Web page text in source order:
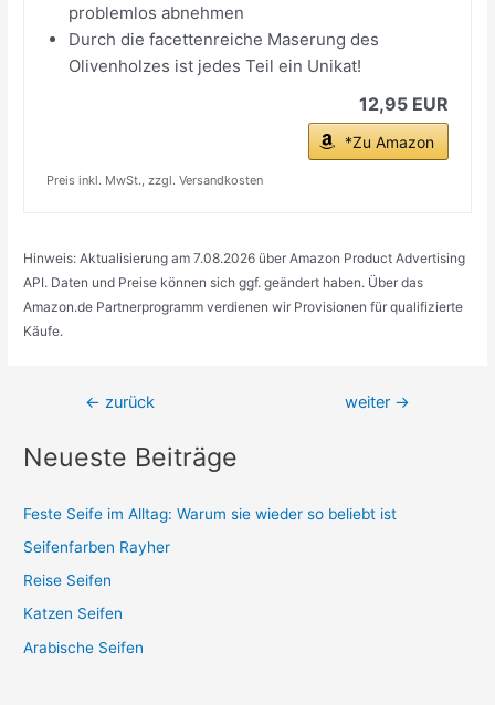
problemlos abnehmen
Durch die facettenreiche Maserung des
Olivenholzes ist jedes Teil ein Unikat!
12,95 EUR
*Zu Amazon
Preis inkl. MwSt., zzgl. Versandkosten
Hinweis: Aktualisierung am 7.08.2026 über Amazon Product Advertising
API. Daten und Preise können sich ggf. geändert haben. Über das
Amazon.de Partnerprogramm verdienen wir Provisionen für qualifizierte
Käufe.
Beitragsnavigation
← zurück weiter →
Neueste Beiträge
Feste Seife im Alltag: Warum sie wieder so beliebt ist
Seifenfarben Rayher
Reise Seifen
Katzen Seifen
Arabische Seifen